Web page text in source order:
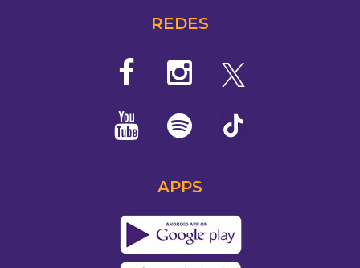
REDES
APPS